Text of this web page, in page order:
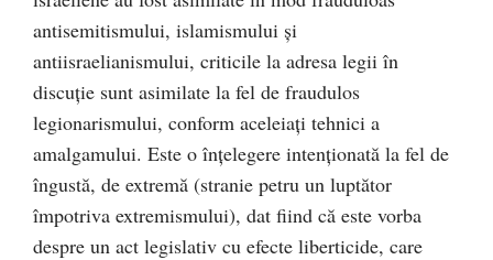
antisemitismului, islamismului și
antiisraelianismului, criticile la adresa legii în
discuție sunt asimilate la fel de fraudulos
legionarismului, conform aceleiați tehnici a
amalgamului. Este o înțelegere intenționată la fel de
îngustă, de extremă (stranie petru un luptător
împotriva extremismului), dat fiind că este vorba
despre un act legislativ cu efecte liberticide, care